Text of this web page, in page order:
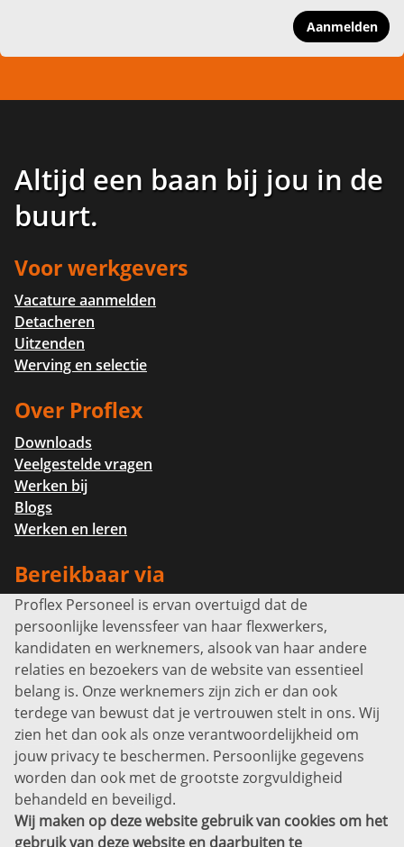
Aanmelden
Altijd een baan bij jou in de
buurt.
Voor werkgevers
Vacature aanmelden
Detacheren
Uitzenden
Werving en selectie
Over Proflex
Downloads
Veelgestelde vragen
Werken bij
Blogs
Werken en leren
Bereikbaar via
Info@proflexpersoneel.nl
Bel ons:+31 (0)85 0450040
Prins Willem-Alexanderlaan 301
7311 SW Apeldoorn
Disclaimer
Privacyverklaring
Sitemap
Copyright
Bekijk ook eens
Proflex Personeel is ervan overtuigd dat de
persoonlijke levenssfeer van haar flexwerkers,
kandidaten en werknemers, alsook van haar andere
relaties en bezoekers van de website van essentieel
belang is. Onze werknemers zijn zich er dan ook
terdege van bewust dat je vertrouwen stelt in ons. Wij
zien het dan ook als onze verantwoordelijkheid om
jouw privacy te beschermen. Persoonlijke gegevens
worden dan ook met de grootste zorgvuldigheid
behandeld en beveiligd.
Wij maken op deze website gebruik van cookies om het
gebruik van deze website en daarbuiten te